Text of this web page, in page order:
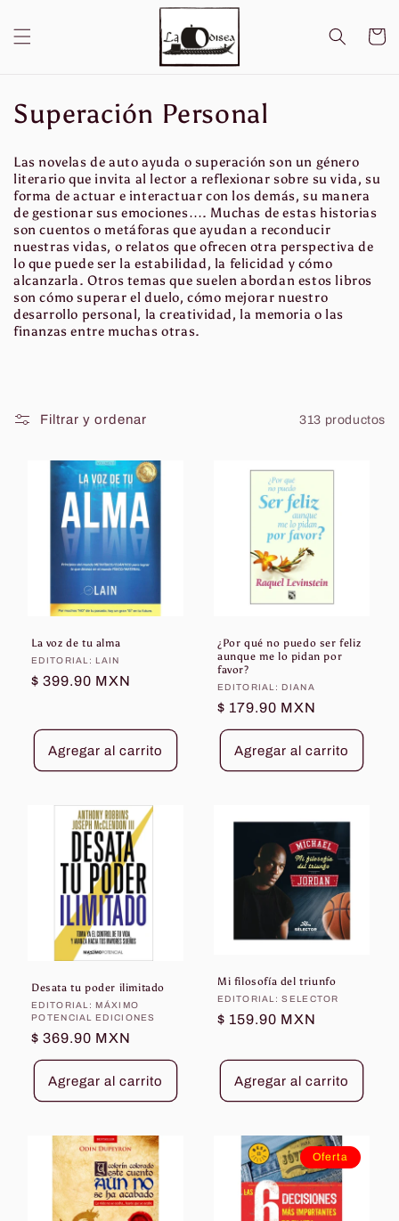
al contenido
Carrito
C
l
e
c
c
i
:
Superación Personal
Las novelas de auto ayuda o superación son un género
literario que invita al lector a reflexionar sobre su vida, su
forma de actuar e interactuar con los demás, su manera
de gestionar sus emociones…. Muchas de estas historias
son cuentos o metáforas que ayudan a reconducir
nuestras vidas, o relatos que ofrecen otra perspectiva de
lo que puede ser la estabilidad, la felicidad y cómo
alcanzarla. Otros temas que suelen abordan estos libros
son cómo superar el duelo, cómo mejorar nuestro
desarrollo personal, la creatividad, la memoria o las
finanzas entre muchas otras.
Filtrar y ordenar 313 productos
La voz de tu alma
Proveedor:
EDITORIAL: LAIN
Precio
$ 399.90 MXN
Agregar al carrito
¿Por qué no puedo ser feliz
aunque me lo pidan por
favor?
Proveedor:
EDITORIAL: DIANA
Precio
habitual
$ 179.90 MXN
Agregar al carrito
Desata tu poder ilimitado
Proveedor:
EDITORIAL: MÁXIMO
POTENCIAL EDICIONES
Precio
habitual
$ 369.90 MXN
Agregar al carrito
Mi filosofía del triunfo
Proveedor:
EDITORIAL: SELECTOR
Precio
$ 159.90 MXN
Agregar al carrito
Oferta